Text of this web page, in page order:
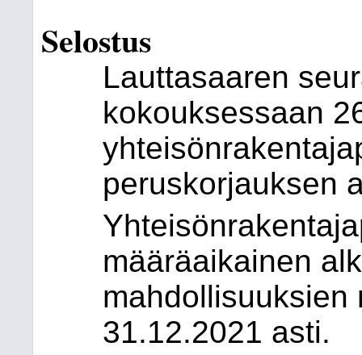
Selostus
Lauttasaaren
kokouksessaan
peruskorjauksen
määräaikainen
mahdollisuuksien
31.12.2021 asti.